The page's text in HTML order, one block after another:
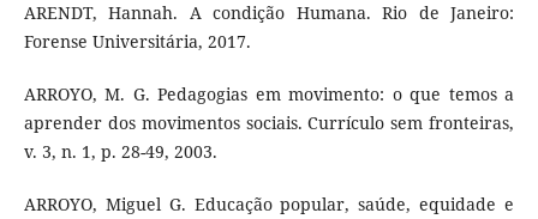
ARENDT, Hannah. A condição Humana. Rio de Janeiro:
Forense Universitária, 2017.
ARROYO, M. G. Pedagogias em movimento: o que temos a
aprender dos movimentos sociais. Currículo sem fronteiras,
v. 3, n. 1, p. 28-49, 2003.
ARROYO, Miguel G. Educação popular, saúde, equidade e